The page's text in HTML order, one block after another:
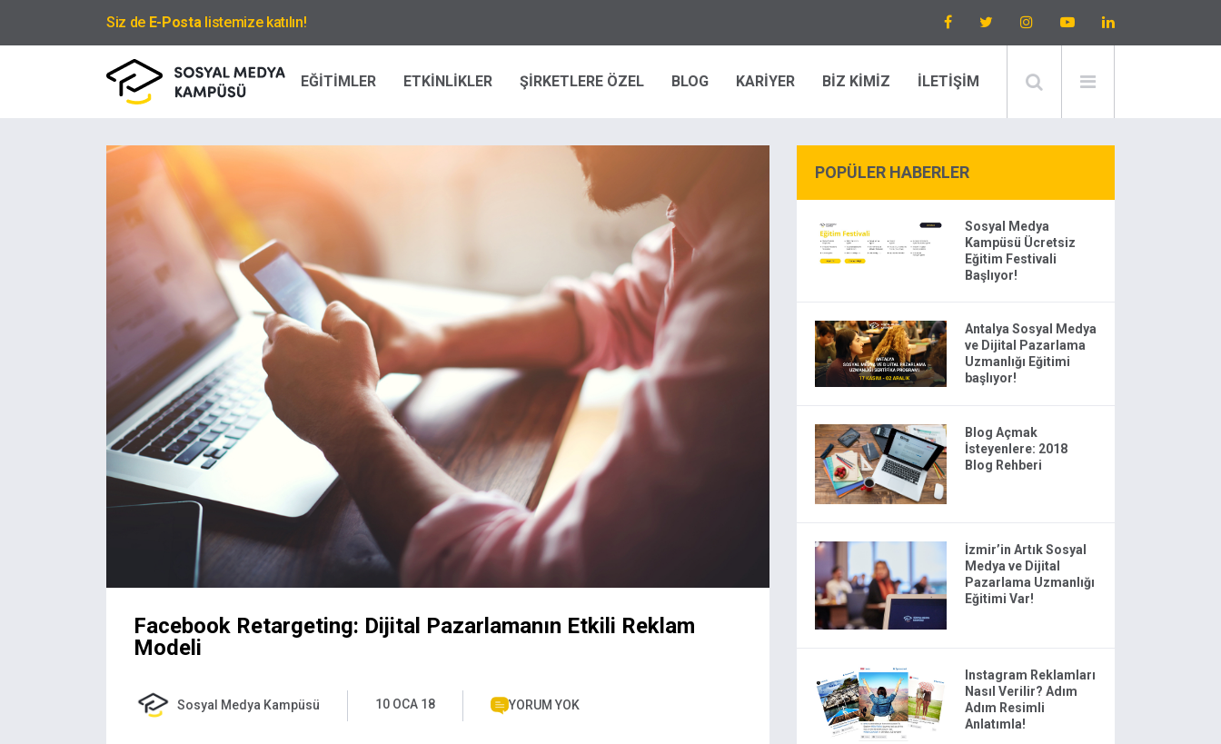
Siz de E-Postalistemize katılın!
EĞİTİMLER ETKİNLİKLER ŞİRKETLERE ÖZEL BLOG KARİYER BİZ KİMİZ İLETİŞİM
Facebook Retargeting: Dijital Pazarlamanın Etkili Reklam
Modeli
Sosyal Medya Kampüsü 10 OCA 18 YORUM YOK
POPÜLER HABERLER
Sosyal Medya
Kampüsü Ücretsiz
Eğitim Festivali
Başlıyor!
Antalya Sosyal Medya
ve Dijital Pazarlama
Uzmanlığı Eğitimi
başlıyor!
Blog Açmak
İsteyenlere: 2018
Blog Rehberi
İzmir’in Artık Sosyal
Medya ve Dijital
Pazarlama Uzmanlığı
Eğitimi Var!
Instagram Reklamları
Nasıl Verilir? Adım
Adım Resimli
Anlatımla!